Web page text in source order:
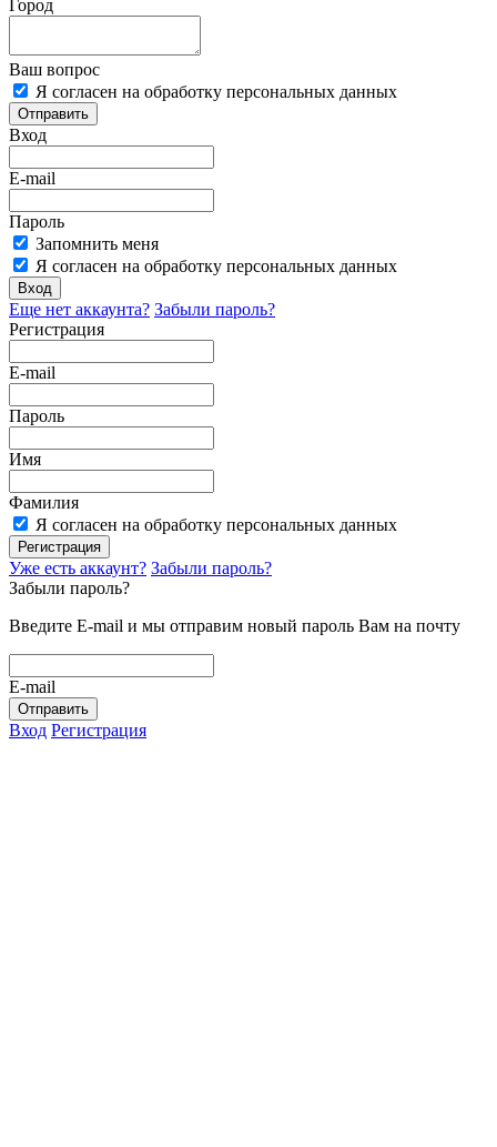
Город
Ваш вопрос
Я согласен на обработку персональных данных
Отправить
Вход
E-mail
Пароль
Запомнить меня
Я согласен на обработку персональных данных
Вход
Еще нет аккаунта? Забыли пароль?
Регистрация
E-mail
Пароль
Имя
Фамилия
Я согласен на обработку персональных данных
Регистрация
Уже есть аккаунт? Забыли пароль?
Забыли пароль?
Введите E-mail и мы отправим новый пароль Вам на почту
E-mail
Отправить
Вход Регистрация